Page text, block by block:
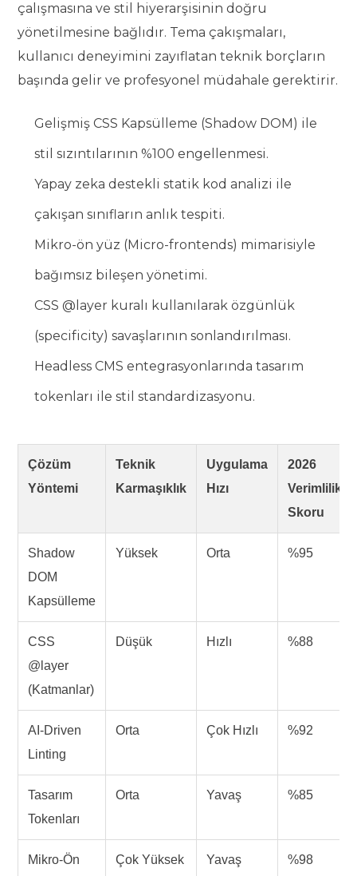
çalışmasına ve stil hiyerarşisinin doğru
yönetilmesine bağlıdır. Tema çakışmaları,
kullanıcı deneyimini zayıflatan teknik borçların
başında gelir ve profesyonel müdahale gerektirir.
Gelişmiş CSS Kapsülleme (Shadow DOM) ile
stil sızıntılarının %100 engellenmesi.
Yapay zeka destekli statik kod analizi ile
çakışan sınıfların anlık tespiti.
Mikro-ön yüz (Micro-frontends) mimarisiyle
bağımsız bileşen yönetimi.
CSS @layer kuralı kullanılarak özgünlük
(specificity) savaşlarının sonlandırılması.
Headless CMS entegrasyonlarında tasarım
tokenları ile stil standardizasyonu.
Çözüm
Yöntemi
Teknik
Karmaşıklık
Uygulama
Hızı
2026
Verimlilik
Skoru
Shadow
DOM
Kapsülleme
Yüksek Orta %95
CSS
@layer
(Katmanlar)
Düşük Hızlı %88
AI-Driven
Linting
Orta Çok Hızlı %92
Tasarım
Tokenları
Orta Yavaş %85
Mikro-Ön
Çok Yüksek Yavaş %98